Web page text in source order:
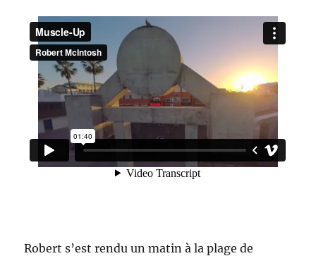
Robert s’est rendu un matin à la plage de